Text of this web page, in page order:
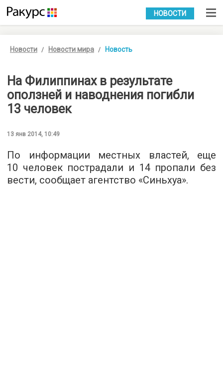
УКР РУС
НОВОСТИ
Новости Новости мира Новость
На Филиппинах в результате
оползней и наводнения погибли
13 человек
13 янв 2014, 10:49
По информации местных властей, еще
10 человек пострадали и 14 пропали без
вести, сообщает агентство «Синьхуа».